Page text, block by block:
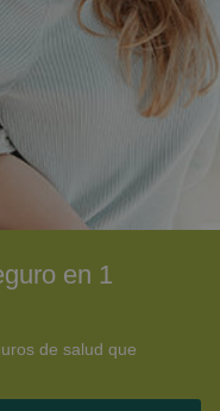
en 1
de salud que